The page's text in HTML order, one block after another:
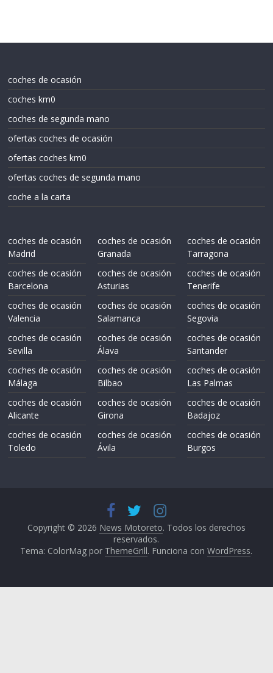
coches de ocasión
coches km0
coches de segunda mano
ofertas coches de ocasión
ofertas coches km0
ofertas coches de segunda mano
coche a la carta
coches de ocasión
Madrid
coches de ocasión
Barcelona
coches de ocasión
Valencia
coches de ocasión
Sevilla
coches de ocasión
Málaga
coches de ocasión
Alicante
coches de ocasión
Toledo
coches de ocasión
Granada
coches de ocasión
Asturias
coches de ocasión
Salamanca
coches de ocasión
Álava
coches de ocasión
Bilbao
coches de ocasión
Girona
coches de ocasión
Ávila
coches de ocasión
Tarragona
coches de ocasión
Tenerife
coches de ocasión
Segovia
coches de ocasión
Santander
coches de ocasión
Las Palmas
coches de ocasión
Badajoz
coches de ocasión
Burgos
Copyright © 2026 News Motoreto. Todos los derechos
reservados.
Tema: ColorMag por ThemeGrill. Funciona conWordPress.